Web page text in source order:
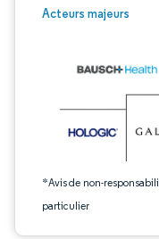
Acteurs majeurs
*Avis de non-
particulier
Image © Mordor